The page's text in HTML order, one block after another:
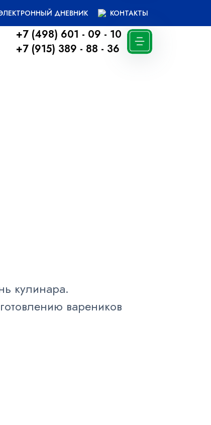
ДНЕВНИК КОНТАКТЫ
+7 (498) 601 - 09 - 10
+7 (915) 389 - 88 - 36
кулинара.
вареников